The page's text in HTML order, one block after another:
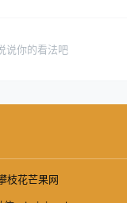
说你的看法吧
枝花芒果网